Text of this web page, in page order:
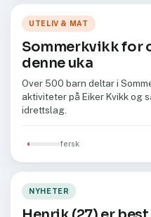
UTELIV & MAT
Sommerkvikk for
denne uka
Over 500 barn deltar i
aktiviteter på Eiker Kvikk og
idrettslag.
fersk
NYHETER